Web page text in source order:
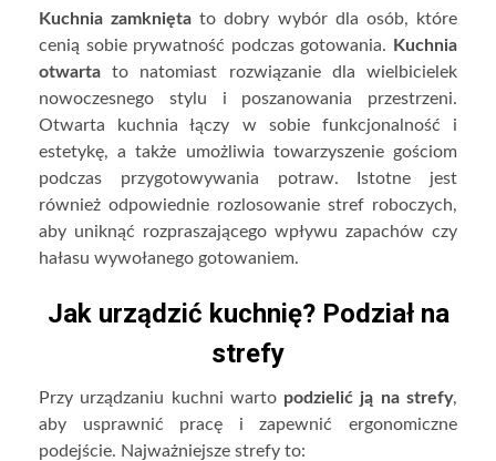
Kuchnia zamknięta to dobry wybór dla osób, które
cenią sobie prywatność podczas gotowania.
Kuchnia
otwarta to natomiast rozwiązanie dla wielbicielek
nowoczesnego stylu i poszanowania przestrzeni.
Otwarta kuchnia łączy w sobie funkcjonalność i
estetykę, a także umożliwia towarzyszenie gościom
podczas przygotowywania potraw. Istotne jest
również odpowiednie rozlosowanie stref roboczych,
aby uniknąć rozpraszającego wpływu zapachów czy
hałasu wywołanego gotowaniem.
Jak urządzić kuchnię? Podział na
strefy
Przy urządzaniu kuchni warto podzielić ją na strefy,
aby usprawnić pracę i zapewnić ergonomiczne
podejście. Najważniejsze strefy to: